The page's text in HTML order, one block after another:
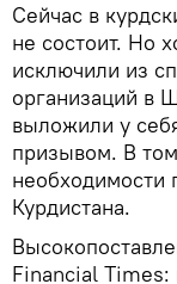
Сейчас в
не состоит. Но
исключили из
организаций в
выложили у
призывом. В
необходимости
Курдистана.
Financial Times: